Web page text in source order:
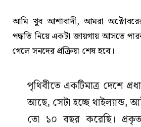
আমি খুব আশাবাদী, আমরা
পদ্ধতি নিয়ে একটা জায়গায় আসতে
গেলে সনদের প্রক্রিয়া শেষ হবে।
পৃথিবীতে একটিমাত্র দেশে
আছে, সেটা হচ্ছে থাইল্যান্ড,
তো ১০ বছর করেছি।